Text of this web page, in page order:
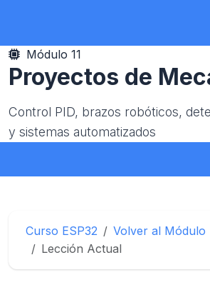
Módulo 11
Proyectos de
Control PID, brazos robóticos,
y sistemas automatizados
Curso ESP32
Volver al Módulo
Lección Actual